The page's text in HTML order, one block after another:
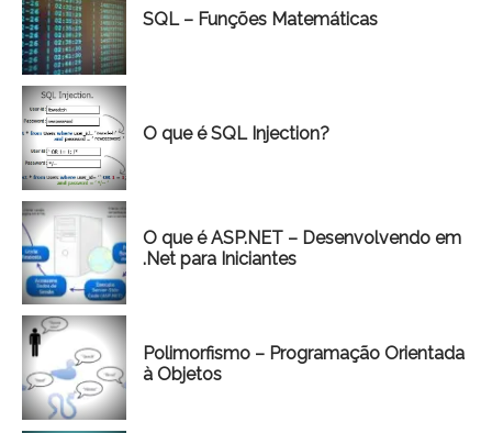
SQL – Funções Matemáticas
O que é SQL Injection?
O que é ASP.NET – Desenvolvendo em
.Net para Iniciantes
Polimorfismo – Programação Orientada
à Objetos